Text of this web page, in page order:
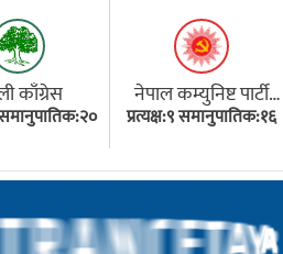
काँग्रेस
समानुपातिक:२०
नेपाल कम्युनिष्ट पार्टी
(एमाले)
प्रत्यक्ष:९ समानुपातिक:१६